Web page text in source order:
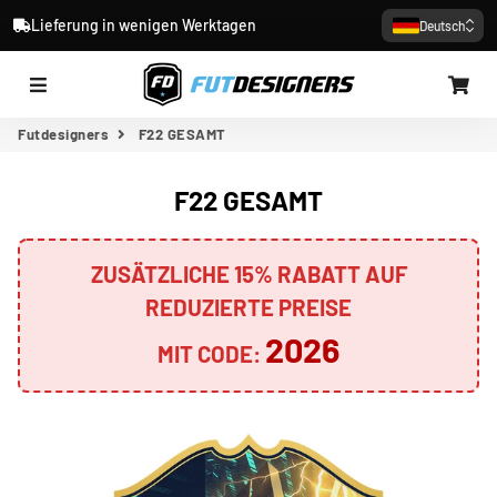
Lieferung in wenigen Werktagen Deutsch
Futdesigners F22 GESAMT
F22 GESAMT
ZUSÄTZLICHE 15% RABATT AUF
REDUZIERTE PREISE
MIT CODE: 2026